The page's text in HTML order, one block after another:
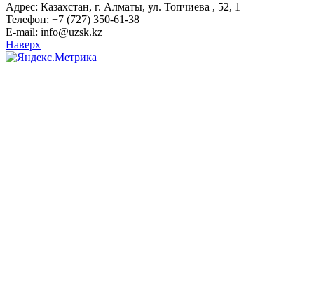
Адрес: Казахстан, г. Алматы, ул. Топчиева , 52, 1
Телефон: +7 (727) 350-61-38
E-mail: info@uzsk.kz
Наверх